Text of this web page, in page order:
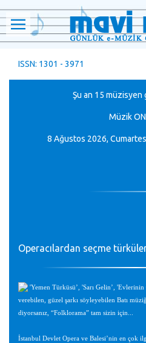
ISSN: 1301 - 3971
Şu an 15
MüzikON
8 Ağustos 2026,
Operacılardan seçme
'Yemen Türküsü’, 'Sarı Gelin’,
verebilen, güzel şarkı söyleyebilen Batı
diyorsanız, “Folklorama” tam sizin için...
İstanbul Devlet Opera ve Balesi’nin en çok